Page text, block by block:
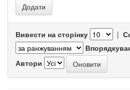
Вивести на сторінку |
Автори